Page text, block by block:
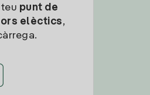
punt de
elèctics,